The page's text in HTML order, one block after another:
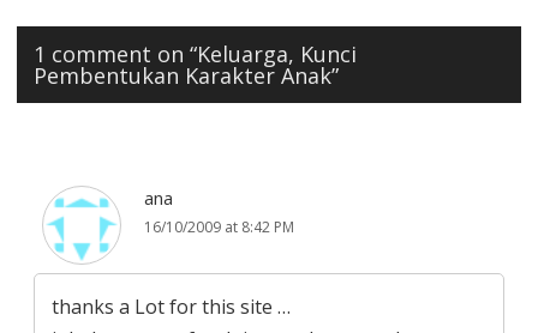
1 comment on “Keluarga, Kunci
Pembentukan Karakter Anak”
ana
16/10/2009 at 8:42 PM
thanks a Lot for this site …